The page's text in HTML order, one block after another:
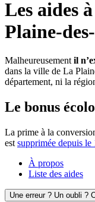
Les aides
Plaine-
Malheureusement il
dans la ville de La
département, ni la
Le bonus
La prime à la
est supprimée depuis
À propos
Liste des aides
Une erreur ? Un oubli ?